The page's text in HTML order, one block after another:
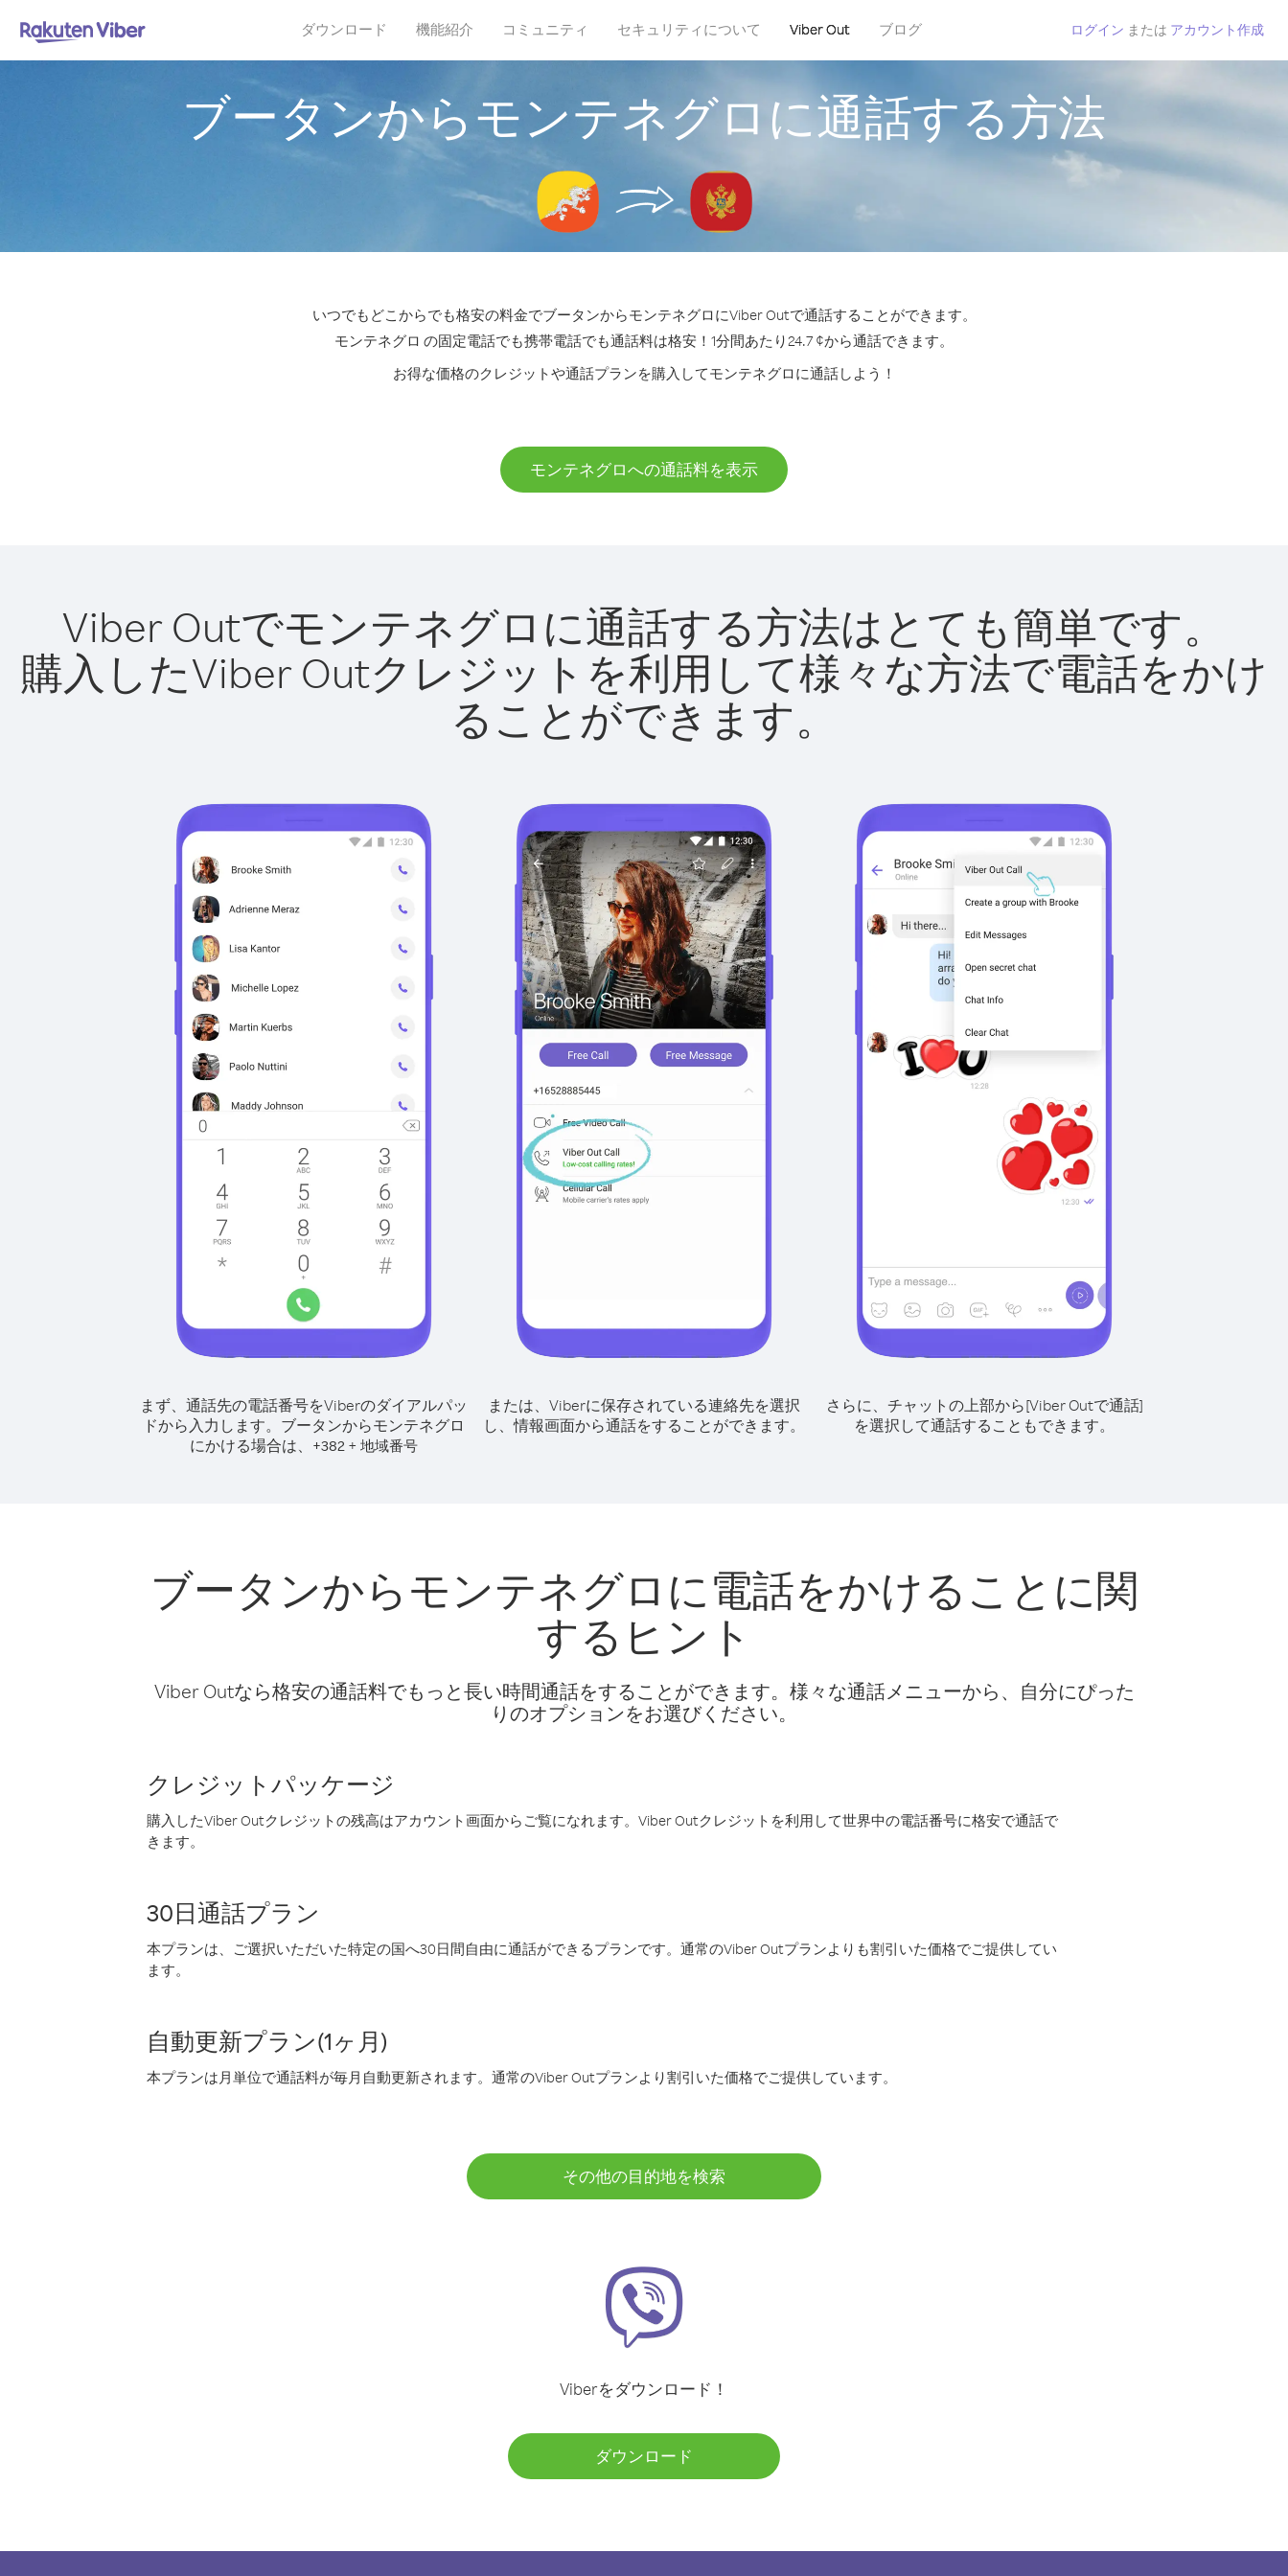
ダウンロード 機能紹介 コミュニティ セキュリティについて Viber Out ブログ ログイン または アカウント作成
ブータンからモンテネグロに通話する方法
いつでもどこからでも格安の料金でブータンからモンテネグロにViber Outで通話することができます。
モンテネグロ の固定電話でも携帯電話でも通話料は格安！1分間あたり24.7 ¢から通話できます。
お得な価格のクレジットや通話プランを購入してモンテネグロに通話しよう！
モンテネグロへの通話料を表示
Viber Outでモンテネグロに通話する方法はとても簡単です。
購入したViber Outクレジットを利用して様々な方法で電話をかけ
ることができます。
まず、通話先の電話番号をViberのダイアルパッ
ドから入力します。 ブータンからモンテネグロ
にかける場合は、 +382 + 地域番号
または、Viberに保存されている連絡先を選択
し、情報画面から通話をすることができます。
さらに、チャットの上部から[Viber Outで通話]
を選択して通話することもできます。
ブータンからモンテネグロに電話をかけることに関
するヒント
Viber Outなら格安の通話料でもっと長い時間通話をすることができます。様々な通話メニューから、自分にぴった
りのオプションをお選びください。
クレジットパッケージ
購入したViber Outクレジットの残高はアカウント画面からご覧になれます。Viber Outクレジットを利用して世界中の電話番号に格安で通話で
きます。
30日通話プラン
本プランは、ご選択いただいた特定の国へ30日間自由に通話ができるプランです。通常のViber Outプランよりも割引いた価格でご提供してい
ます。
自動更新プラン(1ヶ月)
本プランは月単位で通話料が毎月自動更新されます。通常のViber Outプランより割引いた価格でご提供しています。
その他の目的地を検索
Viberをダウンロード！
ダウンロード